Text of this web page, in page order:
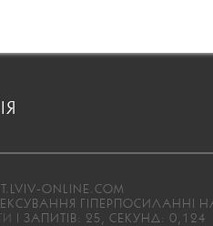
ONLINE.COM
ГІПЕРПОСИЛАННІ
| ЗАПИТІВ: 25, СЕКУНД: 0,124